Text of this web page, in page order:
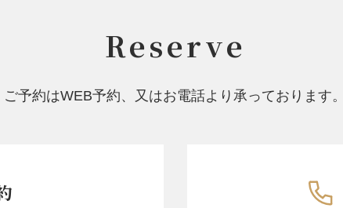
Reserve
ご予約はWEB予約、又はお電話より承っております。